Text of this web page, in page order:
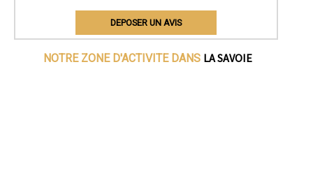
DEPOSER UN AVIS
NOTRE ZONE D'ACTIVITE DANS LA SAVOIE